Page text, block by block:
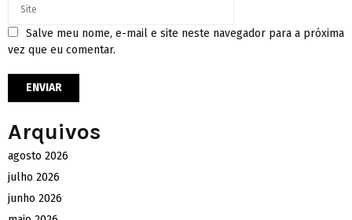
Salve meu nome, e-mail e site neste navegador para a próxima
vez que eu comentar.
Arquivos
agosto 2026
julho 2026
junho 2026